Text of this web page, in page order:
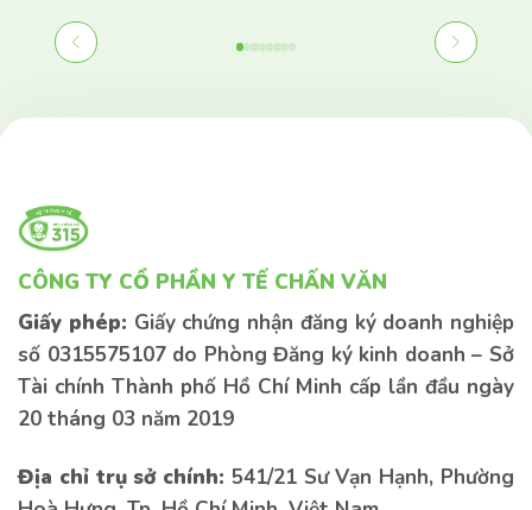
CÔNG TY CỔ PHẦN Y TẾ CHẤN VĂN
Giấy phép: Giấy chứng nhận đăng ký doanh nghiệp
số 0315575107 do Phòng Đăng ký kinh doanh – Sở
Tài chính Thành phố Hồ Chí Minh cấp lần đầu ngày
20 tháng 03 năm 2019
Địa chỉ trụ sở chính: 541/21 Sư Vạn Hạnh, Phường